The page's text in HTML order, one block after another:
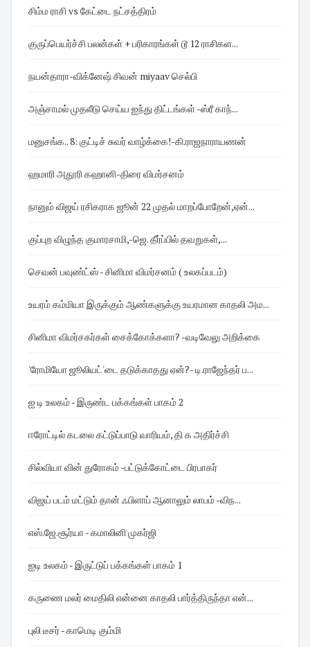
சிம்ம ராசி vs கேட்டை நட்சத்திரம்
குருப்பெயர்ச்சி பலன்கள் + பரிகாரங்கள் டூ 12 ராசிகள...
நயன்தாரா-விக்னேஷ் சிவன் miyaav செல்பி
அஞ்சாமல் முதலீடு செய்ய ஐந்து திட்டங்கள் -ஸ்ரீ காந்...
மனுசங்க.. 8: குட்டிச் சுவர் வாழ்க்கை!-கி.ராஜநாராயணன்
ஹமாரி அதூரி கஹானி-திரை விமர்சனம்
நானும் விஜய் ரசிகராக ஜூன் 22 முதல் மாறப்போறேன்,ஏன்...
குப்புற விழுந்த குமாரசாமி,-ஜெ. தீர்ப்பில் தவறுகள்,...
செவன் பவுண்ட்ஸ் - சினிமா விமர்சனம் ( உலகப்படம்)
உயரம் கம்மியா இருக்கும் ஆண்களுக்கு உயரமான காதலி அம...
சினிமா விமர்சகர்கள் சைக்கோக்களா? -வடிவேலு அறிக்கை
'ரோமியோ ஜூலியட்'டை தடுக்காதது ஏன்?- டி.ராஜேந்தர் ப...
ஐ டி உலகம் - இருண்ட பக்கங்கள் பாகம் 2
ஈரோட்டில் கடலை கட்டுப்பாடு வாரியம், தி க அதிர்ச்சி
சில்வியா வின் துரோகம் -பட்டுக்கோட்டை பிரபாகர்
விஜய் படம் மட்டும் தான் ஃபிளாப் ஆனாலும் லாபம் -விந...
எஸ்.ஜே.சூர்யா - கமாலினி முகர்ஜி
ஐடி உலகம் - இருட்டுப் பக்கங்கள் பாகம் 1
கருணை மலர் மைதிலி என்னை காதலி பார்த்திருந்தா என்...
புலி டீசர் - காமெடி கும்மி